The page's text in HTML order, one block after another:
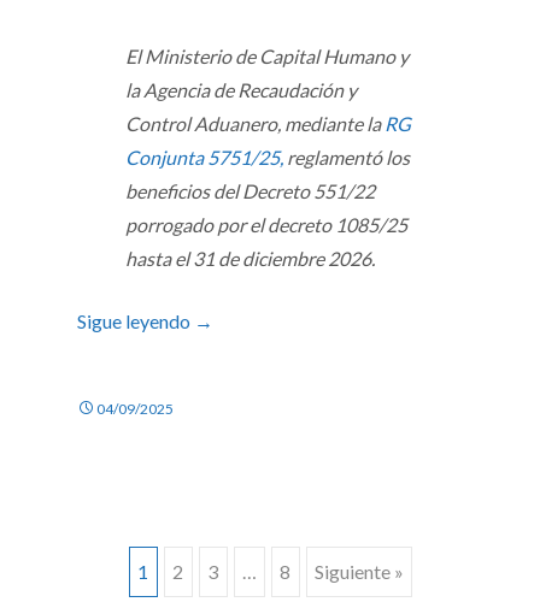
El Ministerio de Capital Humano y
la Agencia de Recaudación y
Control Aduanero, mediante la RG
Conjunta 5751/25, reglamentó los
beneficios delDecreto 551/22
porrogado por el decreto 1085/25
hasta el 31 de diciembre 2026.
Sigue leyendo →
04/09/2025
1 2 3 … 8 Siguiente »